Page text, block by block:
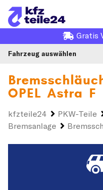
Gratis
Fahrzeug auswählen
OPEL Astra F
kfzteile24 PKW-Teile
Bremsanlage